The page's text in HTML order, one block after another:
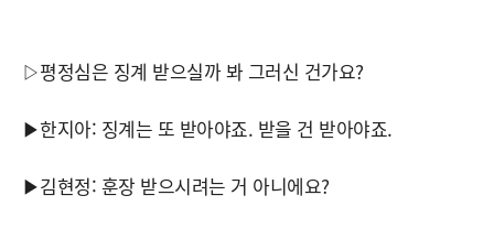
▷평정심은 징계 받으실까 봐 그러신 건가요?
▶한지아: 징계는 또 받아야죠. 받을 건 받아야죠.
▶김현정: 훈장 받으시려는 거 아니에요?